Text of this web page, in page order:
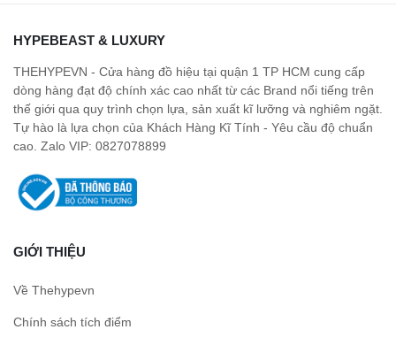
HYPEBEAST & LUXURY
THEHYPEVN - Cửa hàng đồ hiệu tại quận 1 TP HCM cung cấp
dòng hàng đạt độ chính xác cao nhất từ các Brand nổi tiếng trên
thế giới qua quy trình chọn lựa, sản xuất kĩ lưỡng và nghiêm ngặt.
Tự hào là lựa chọn của Khách Hàng Kĩ Tính - Yêu cầu độ chuẩn
cao. Zalo VIP: 0827078899
GIỚI THIỆU
Về Thehypevn
Chính sách tích điểm